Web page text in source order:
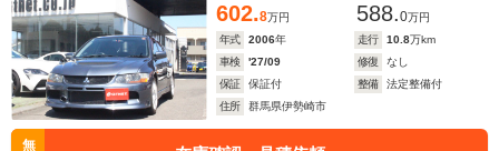
602.8万円 588.0万円
年式
2006年 走行 10.8万km
車検
'27/09 修復
なし
保証
保証付 整備
法定整備付
住所
群馬県伊勢崎市
無